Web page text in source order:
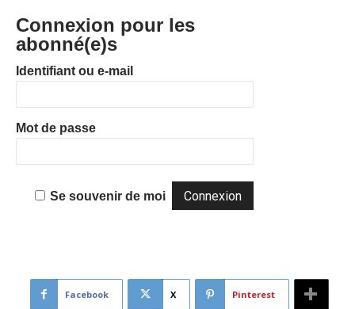
Connexion pour les
abonné(e)s
Identifiant ou e-mail
Mot de passe
Se souvenir de moi
Facebook X Pinterest